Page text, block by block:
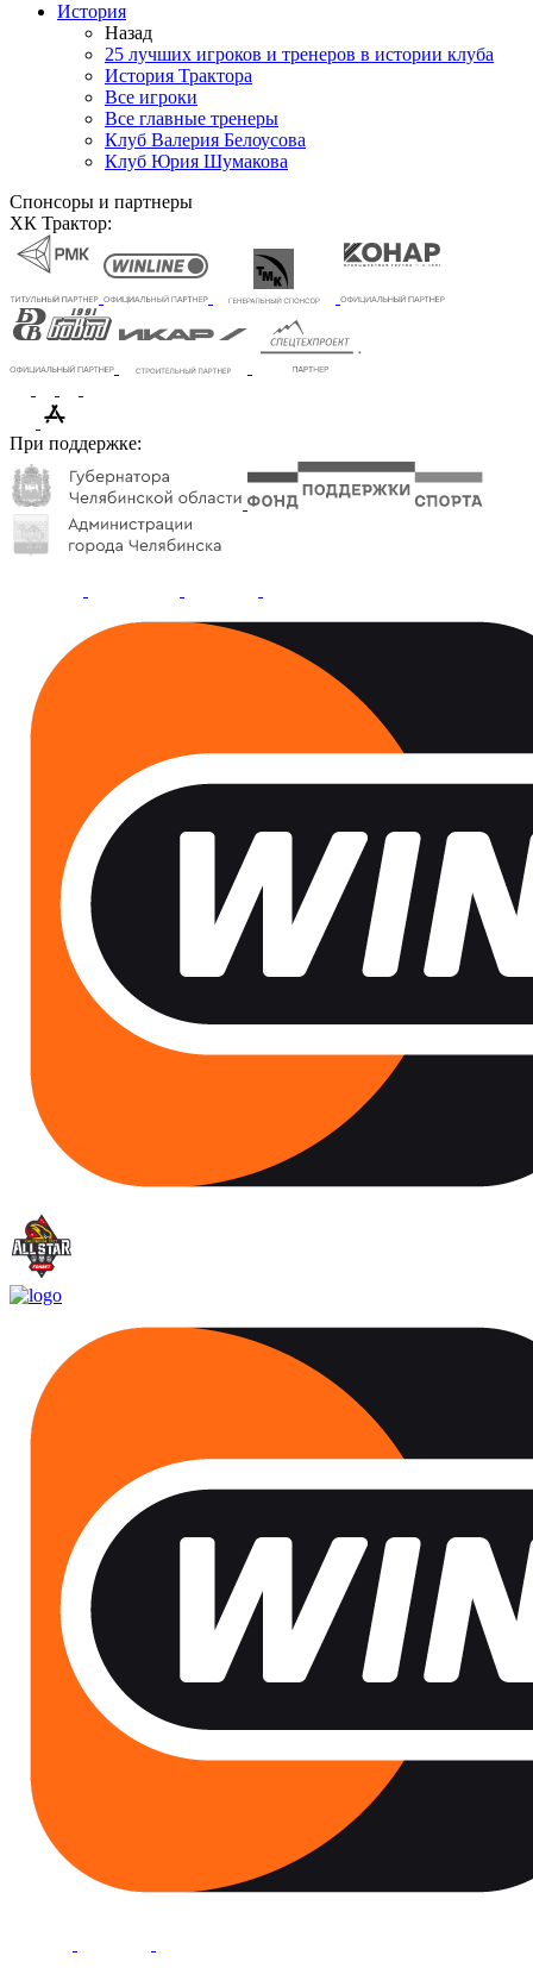
История
Назад
25 лучших игроков и тренеров в истории клуба
История Трактора
Все игроки
Все главные тренеры
Клуб Валерия Белоусова
Клуб Юрия Шумакова
Спонсоры и партнеры
ХК Трактор:
При поддержке: